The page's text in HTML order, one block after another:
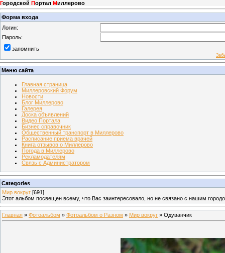
Городской Портал Миллерово
Форма входа
Логин:
Пароль:
запомнить
Меню сайта
Главная страница
Миллеровский Форум
Новости
Блог Миллерово
Галерея
Доска объявлений
Видео Портала
Бизнес справочник
Общественный транспорт в Миллерово
Расписание приема врачей
Книга отзывов о Миллерово
Погода в Миллерово
Рекламодателям
Связь с Администратором
Categories
Мир вокруг [691]
Этот альбом посвещен всему, что Вас заинтересовало, но не связано с нашим
Главная » Фотоальбом » Фотоальбом о Разном » Мир вокруг » Одуванчик